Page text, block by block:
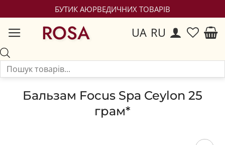
БУТИК АЮРВЕДИЧНИХ ТОВАРІВ
ROSA UA RU
Бальзам Focus Spa Ceylon 25
грам*